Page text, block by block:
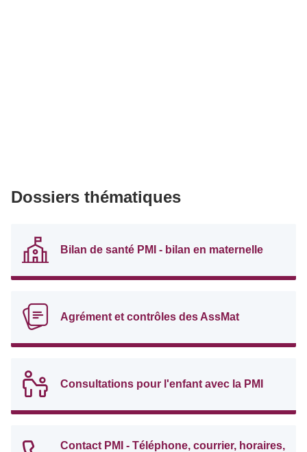
Dossiers thématiques
Bilan de santé PMI - bilan en maternelle
Agrément et contrôles des AssMat
Consultations pour l'enfant avec la PMI
Contact PMI - Téléphone, courrier, horaires,